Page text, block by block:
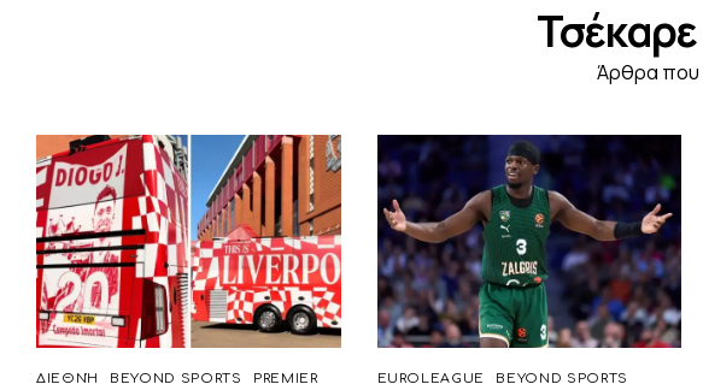
Άρθρα που
ΔΙΕΘΝΉ BEYOND SPORTS
PREMIER
EUROLEAGUE
BEYOND SPORTS